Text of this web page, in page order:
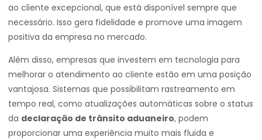
ao cliente excepcional, que está disponível sempre que
necessário. Isso gera fidelidade e promove uma imagem
positiva da empresa no mercado.
Além disso, empresas que investem em tecnologia para
melhorar o atendimento ao cliente estão em uma posição
vantajosa. Sistemas que possibilitam rastreamento em
tempo real, como atualizações automáticas sobre o status
da declaração de trânsito aduaneiro, podem
proporcionar uma experiência muito mais fluida e